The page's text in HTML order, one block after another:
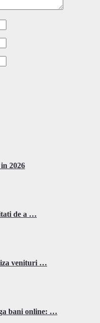
2026
de a …
venituri …
bani online: …